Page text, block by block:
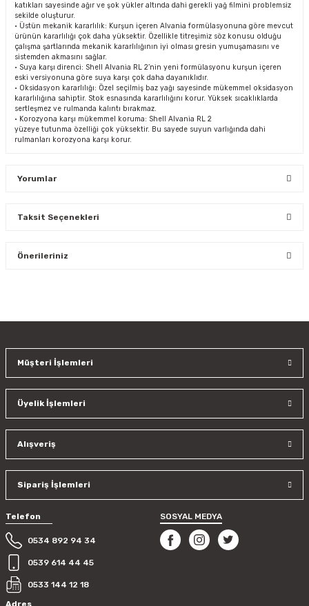
katıkları sayesinde ağır ve şok yükler altında dahi gerekli yağ filmini problemsiz
sekilde oluşturur.
• Üstün mekanik kararlılık: Kurşun içeren Alvania formülasyonuna göre mevcut
ürünün kararlılığı çok daha yüksektir. Özellikle titreşimiz söz konusu olduğu
çalışma şartlarında mekanik kararlılığının iyi olması gresin yumuşamasını ve
sistemden akmasını sağlar.
• Suya karşı direnci: Shell Alvania RL 2’nin yeni formülasyonu kurşun içeren
eski versiyonuna göre suya karşı çok daha dayanıklıdır.
• Oksidasyon kararlılığı: Özel seçilmiş baz yağı sayesinde mükemmel oksidasyon
kararlılığına sahiptir. Stok esnasında kararlılığını korur. Yüksek sıcaklıklarda
sertleşmez ve rulmanda kalıntı bırakmaz.
• Korozyona karşı mükemmel koruma: Shell Alvania RL 2
yüzeye tutunma özelliği çok yüksektir. Bu sayede suyun varlığında dahi
rulmanları korozyona karşı korur.
Yorumlar
Taksit Seçenekleri
Önerileriniz
Ürün resmi kalitesiz, bozuk veya görüntülenemiyor.
Ürün bilgilerinde hatalar bulunuyor.
Bu ürüne benzer farklı alternatifler olmalı.
Gönder
Müşteri İşlemleri
Üyelik İşlemleri
Alışveriş
Sipariş İşlemleri
Telefon
0534 892 94 34
0539 614 44 45
0533 144 12 18
SOSYAL MEDYA
Adres